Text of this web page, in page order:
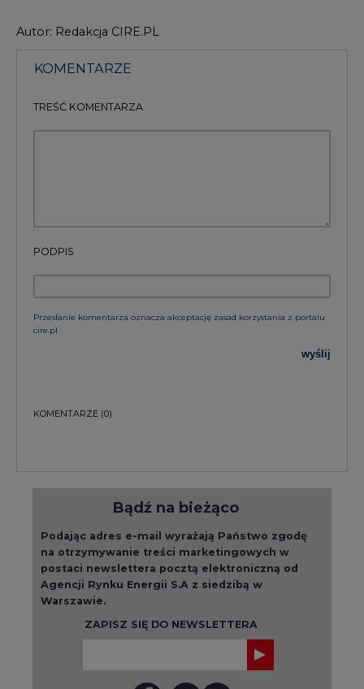
Autor: Redakcja CIRE.PL
KOMENTARZE
TREŚĆ KOMENTARZA
PODPIS
Przesłanie komentarza oznacza akceptację zasad korzystania z portalu
cire.pl
wyślij
KOMENTARZE (0)
Bądź na bieżąco
Podając adres e-mail wyrażają Państwo zgodę
na otrzymywanie treści marketingowych w
postaci newslettera pocztą elektroniczną od
Agencji Rynku Energii S.A z siedzibą w
Warszawie.
ZAPISZ SIĘ DO NEWSLETTERA